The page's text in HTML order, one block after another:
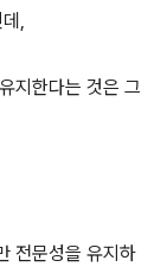
,
지한다는 것은 그
전문성을 유지하